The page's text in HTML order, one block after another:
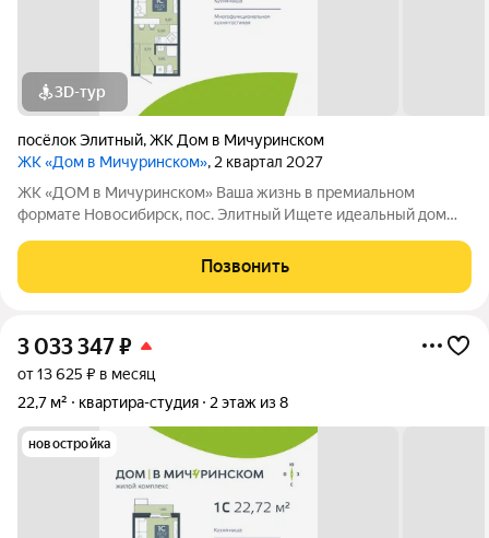
3D-тур
посёлок Элитный,ЖК Дом в Мичуринском
ЖК «Дом в Мичуринском», 2 квартал 2027
ЖК «ДОМ в Мичуринском» Ваша жизнь в премиальном
формате Новосибирск, пос. Элитный Ищете идеальный дом
Уютный посёлок Элитный. Зелёная, тихая и перспективная
локация с хорошей транспортной
Позвонить
3 033 347₽
от 13 625 ₽ в месяц
22,7 м²
квартира-студия 2 этаж из 8
новостройка